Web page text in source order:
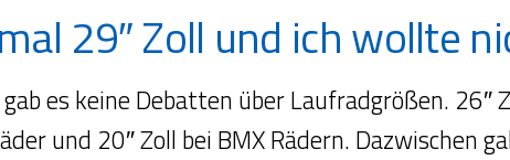
29″ Zoll und ich wollte
es keine Debatten über Laufradgrößen. 26″
und 20″ Zoll bei BMX Rädern. Dazwischen